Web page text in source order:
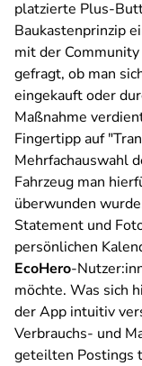
platzierte Plus-
Baukastenprinzip
mit der
gefragt, ob man
eingekauft oder
Maßnahme
Fingertipp auf
Mehrfachauswahl
Fahrzeug man
überwunden
Statement und
persönlichen
EcoHero-
möchte. Was sich
der App intuitiv
Verbrauchs- und
geteilten Postings